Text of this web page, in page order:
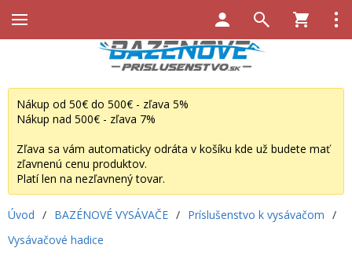
Nákup od 50€ do 500€ - zľava 5%
Nákup nad 500€ - zľava 7%
Zľava sa vám automaticky odráta v košíku kde už budete mať
zľavnenú cenu produktov.
Platí len na nezľavnený tovar.
Úvod / BAZÉNOVÉ VYSÁVAČE / Príslušenstvo k vysávačom /
Vysávačové hadice